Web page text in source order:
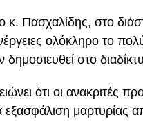
Πασχαλίδης, στο
ολόκληρο το
στο
ότι οι ανακριτές
εξασφάλιση